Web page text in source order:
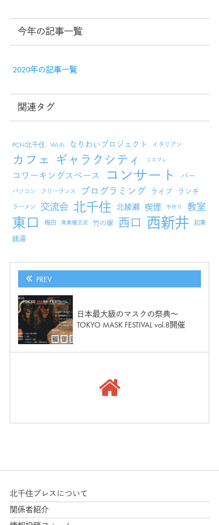
今年の記事一覧
2020年の記事一覧
関連タグ
PCN北千住 Wi-Fi なりわいプロジェクト イタリアン
カフェ ギャラクシティ コスプレ
コワーキングスペース コンサート バー
パソコン フリーランス プログラミング ライブ ランチ
ラーメン 交流会 北千住 北綾瀬 喫煙 手作り 教室
東口 梅田 異業種交流 竹の塚 西口 西新井 起業
銭湯
PREV
日本最大級のマスクの祭典～
TOKYO MASK FESTIVAL vol.8開催
北千住プレスについて
関係者紹介